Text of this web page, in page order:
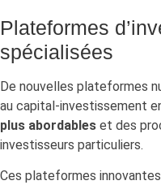
Plateformes
spécialisées
De nouvelles plateformes
au capital-investissement
plus abordables et des
investisseurs particuliers.
Ces plateformes